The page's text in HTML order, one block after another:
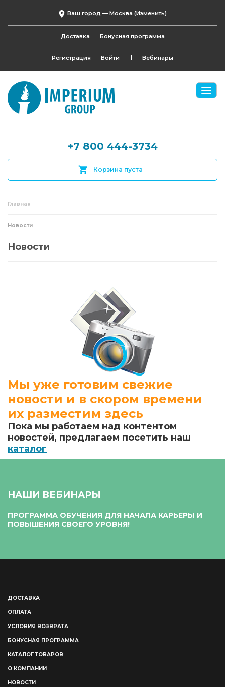
Ваш город — Москва (Изменить)
Доставка Бонусная программа
Регистрация Войти Вебинары
+7 800 444-3734
Корзина пуста
Главная
Новости
Новости
Мы уже готовим свежие
новости и в скором времени
их разместим здесь
Пока мы работаем над контентом
новостей, предлагаем посетить наш
каталог
НАШИ ВЕБИНАРЫ
ПРОГРАММА ОБУЧЕНИЯ ДЛЯ НАЧАЛА КАРЬЕРЫ И
ПОВЫШЕНИЯ СВОЕГО УРОВНЯ!
ДОСТАВКА
ОПЛАТА
УСЛОВИЯ ВОЗВРАТА
БОНУСНАЯ ПРОГРАММА
КАТАЛОГ ТОВАРОВ
О КОМПАНИИ
НОВОСТИ